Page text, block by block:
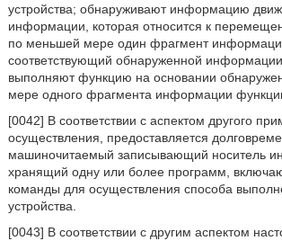
устройства; обнаруживают информацию
информации, которая относится к
по меньшей мере один фрагмент
соответствующий обнаруженной
выполняют функцию на основании
мере одного фрагмента информации
[0042] В соответствии с аспектом другого
осуществления, предоставляется
машиночитаемый записывающий носитель
хранящий одну или более программ,
команды для осуществления способа
устройства.
[0043] В соответствии с другим аспектом